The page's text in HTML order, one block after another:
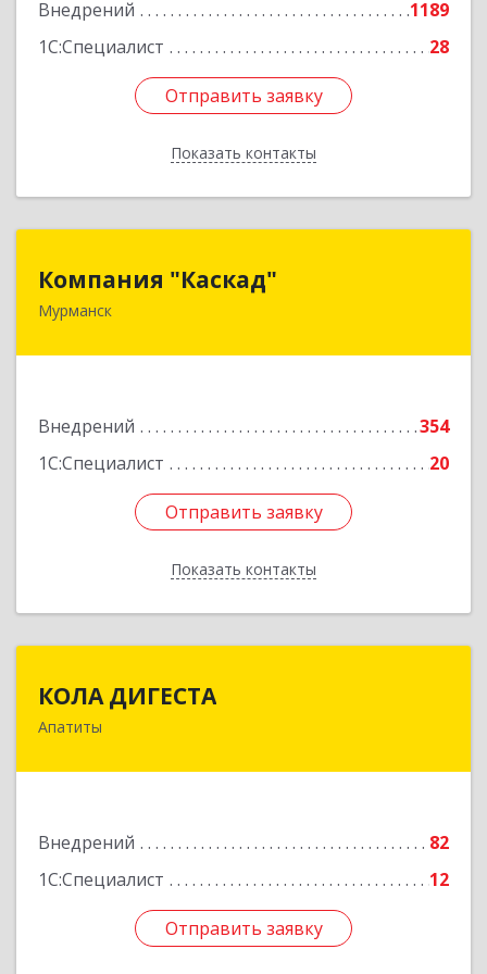
Внедрений
1189
1С:Специалист
28
Отправить заявку
Показать контакты
Отправить заявку
Назад
Компания "Каскад"
Мурманск
Внедрений
354
1С:Специалист
20
Отправить заявку
Показать контакты
183038, Мурманская обл, Мурманск г, Бабикова
Отправить заявку
Назад
КОЛА ДИГЕСТА
Апатиты
Внедрений
82
1С:Специалист
12
Отправить заявку
Отправить заявку